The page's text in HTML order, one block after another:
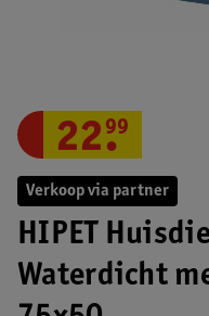
Verkoop via partner
HIPET
Waterdicht
22.
99